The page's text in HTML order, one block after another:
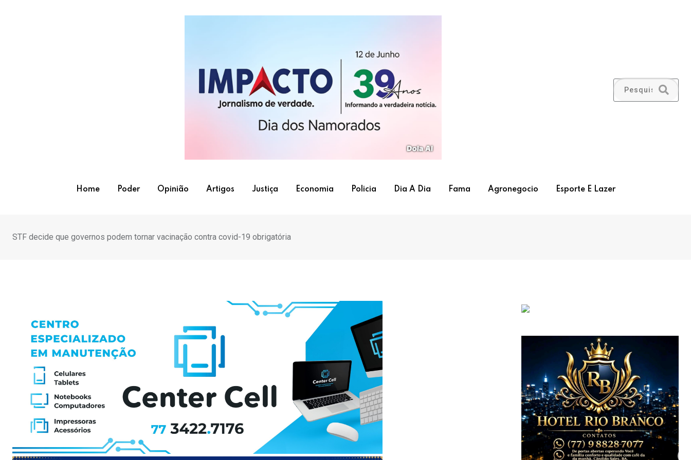
Home Poder Opinião Artigos Justiça Economia Policia Dia A Dia Fama Agronegocio Esporte E Lazer
STF decide que governos podem tornar vacinação contra covid-19 obrigatória